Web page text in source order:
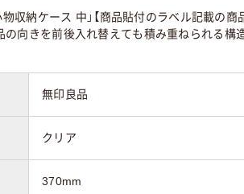
物収納ケース 中」【商品貼付のラベル記載の
の向きを前後入れ替えても積み重ねられる構
無印良品
クリア
370mm